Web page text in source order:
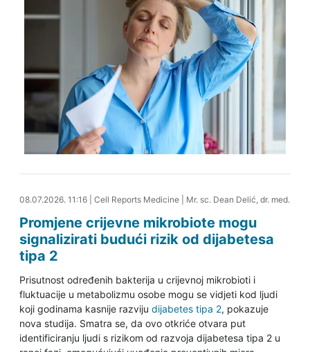
08.07.2026. 11:27
08.07.2026. 11:16| Cell Reports Medicine| Mr. sc. Dean Delić, dr. med.
Promjene crijevne mikrobiote mogu
signalizirati budući rizik od dijabetesa
tipa 2
Prisutnost određenih bakterija u crijevnoj mikrobioti i
fluktuacije u metabolizmu osobe mogu se vidjeti kod ljudi
koji godinama kasnije razviju dijabetes tipa 2, pokazuje
nova studija. Smatra se, da ovo otkriće otvara put
identificiranju ljudi s rizikom od razvoja dijabetesa tipa 2 u